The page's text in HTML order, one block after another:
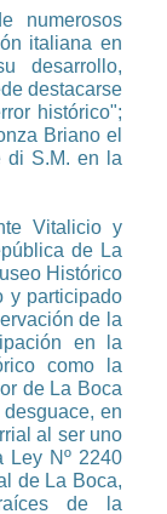
numerosos
italiana en
desarrollo,
destacarse
histórico";
Briano el
di S.M. en la
Vitalicio y
de La
Histórico
y participado
de la
en la
como la
de La Boca
en
al ser uno
Ley Nº 2240
de La Boca,
de la